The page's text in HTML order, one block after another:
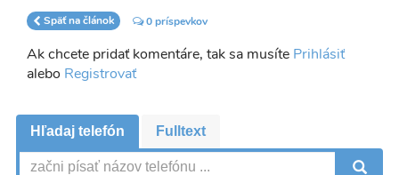
Späť na článok 0 príspevkov
Ak chcete pridať komentáre, tak sa musíte Prihlásiť
alebo Registrovať
Hľadaj telefón Fulltext